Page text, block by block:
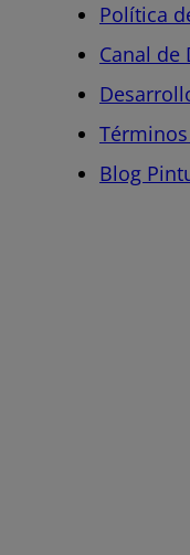
Política
Canal de
Blog